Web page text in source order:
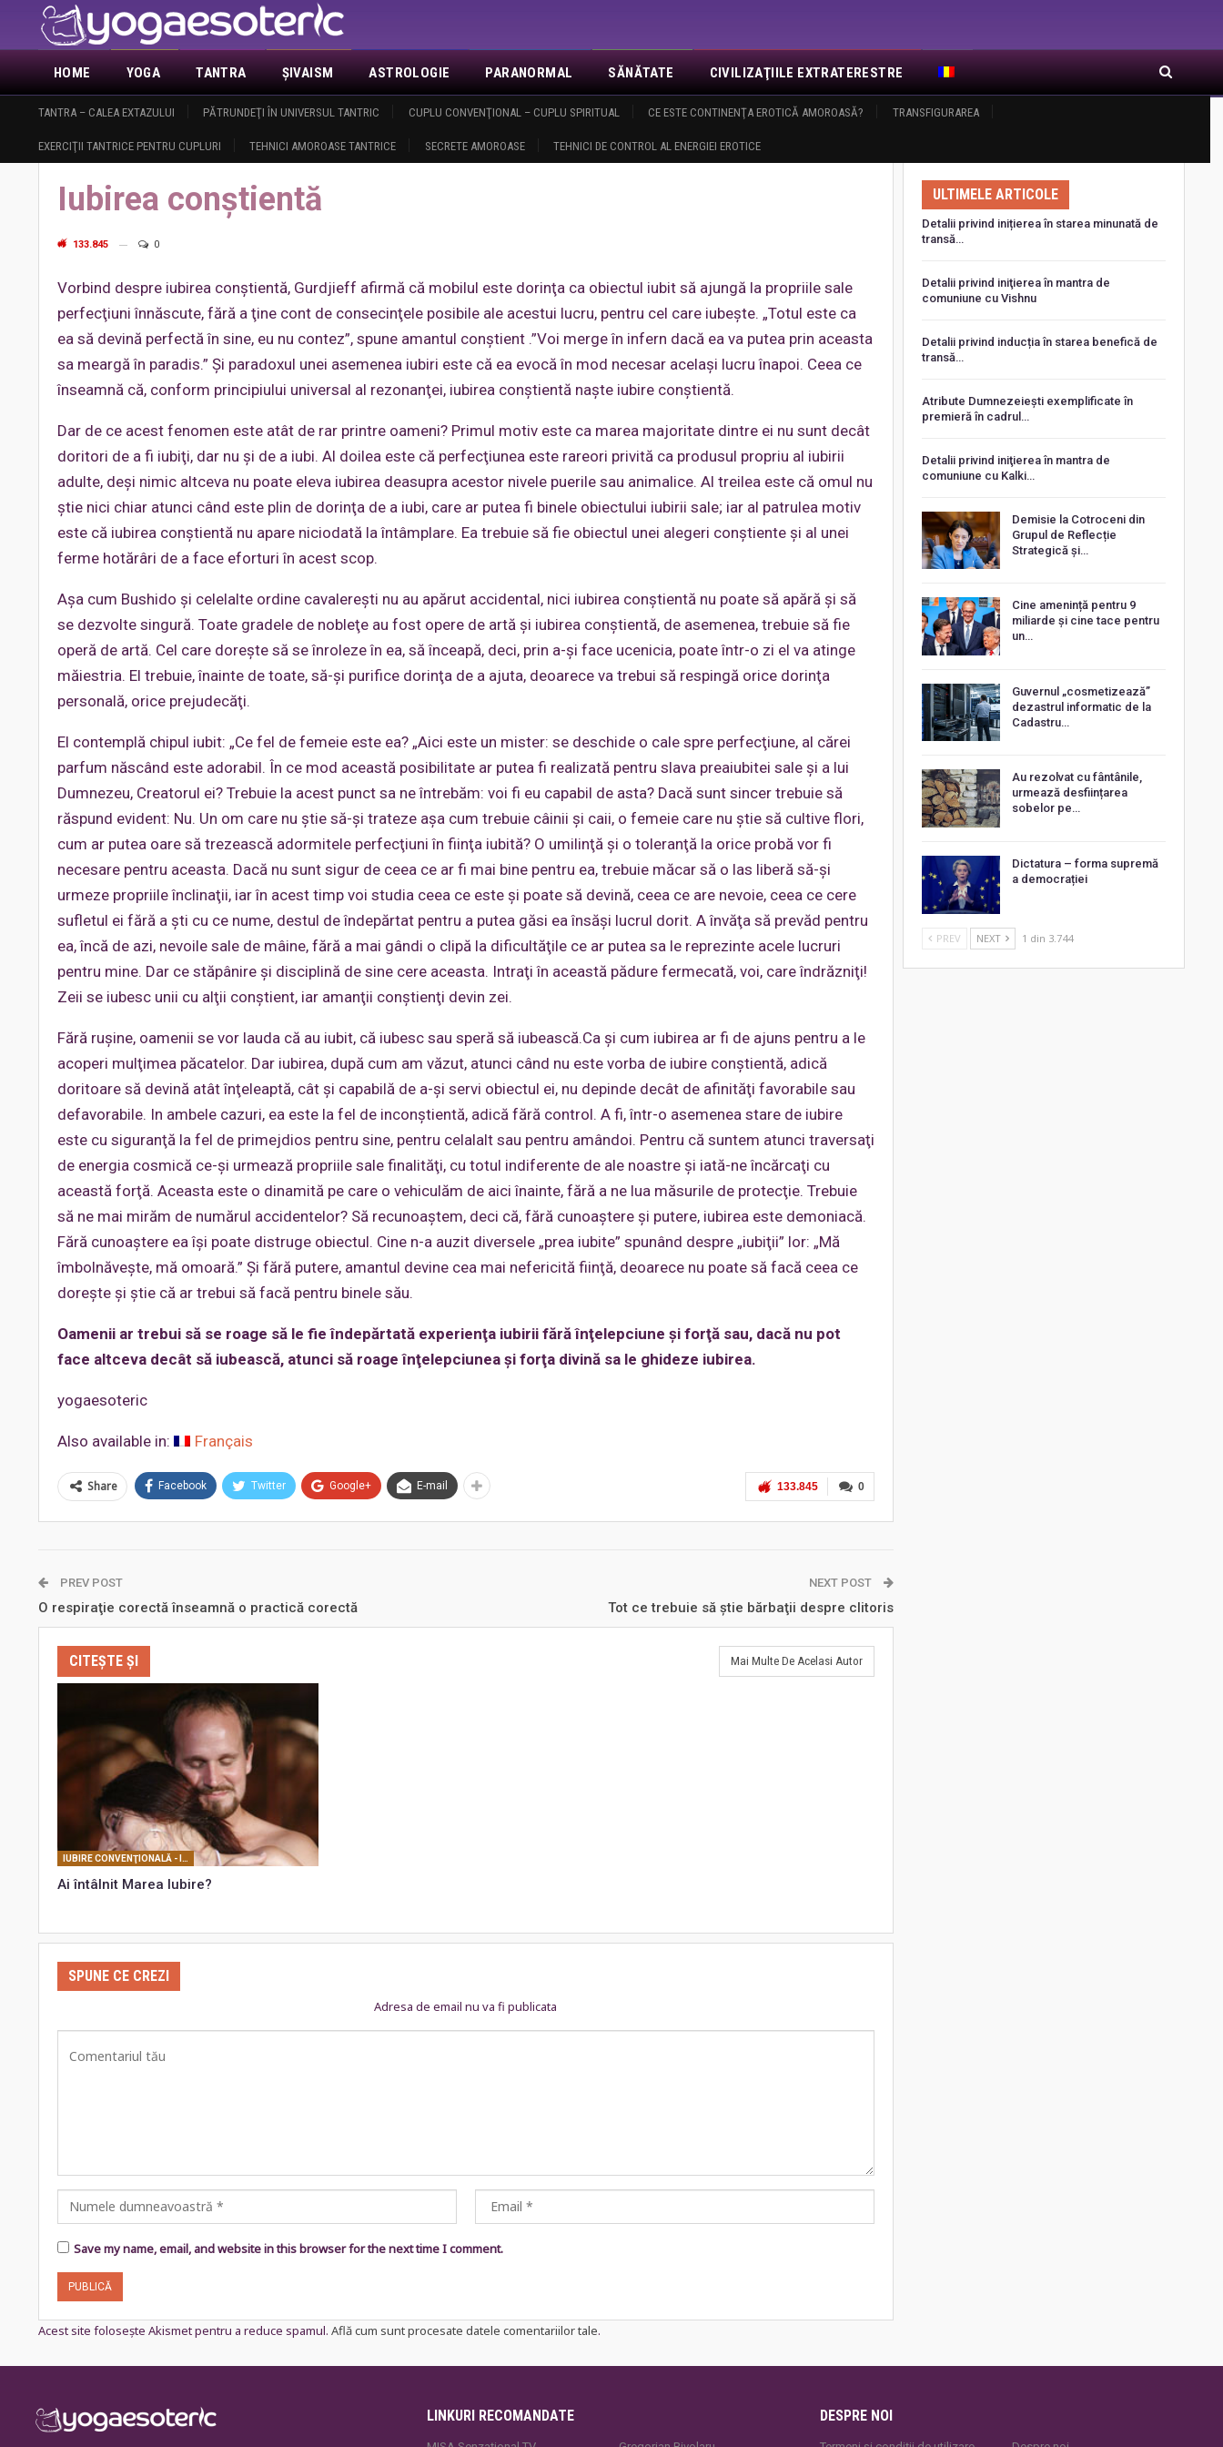
HOME
ACTUALITATE DEMASCAREA MASONERIEI ANUNŢURI DESPRE NOI EVENIMENTE REVELAŢII MISA CONTACT LOGIN ORA DE RĂSĂRIT ARTICOLE RECENTE
YOGA TANTRA
TANTRA – CALEA EXTAZULUI PĂTRUNDEŢI ÎN UNIVERSUL TANTRIC CUPLU CONVENŢIONAL – CUPLU SPIRITUAL CE ESTE CONTINENŢA EROTICĂ AMOROASĂ? TRANSFIGURAREA
EXERCIŢII TANTRICE PENTRU CUPLURI TEHNICI AMOROASE TANTRICE SECRETE AMOROASE TEHNICI DE CONTROL AL ENERGIEI EROTICE
ŞIVAISM ASTROLOGIE PARANORMAL SĂNĂTATE CIVILIZAŢIILE EXTRATERESTRE
Home Tantra Cuplu convenţional - Cuplu spiritual Iubire convenţională - iubire neconvenţională Iubirea conştientă
Iubirea conştientă
133.845 0
Vorbind despre iubirea conştientă, Gurdjieff afirmă că mobilul este dorinţa ca obiectul iubit să ajungă la propriile sale
perfecţiuni înnăscute, fără a ţine cont de consecinţele posibile ale acestui lucru, pentru cel care iubeşte. „Totul este ca
ea să devină perfectă în sine, eu nu contez”, spune amantul conştient .”Voi merge în infern dacă ea va putea prin aceasta
sa meargă în paradis.” Şi paradoxul unei asemenea iubiri este că ea evocă în mod necesar acelaşi lucru înapoi. Ceea ce
înseamnă că, conform principiului universal al rezonanţei, iubirea conştientă naşte iubire conştientă.
Dar de ce acest fenomen este atât de rar printre oameni? Primul motiv este ca marea majoritate dintre ei nu sunt decât
doritori de a fi iubiţi, dar nu şi de a iubi. Al doilea este că perfecţiunea este rareori privită ca produsul propriu al iubirii
adulte, deşi nimic altceva nu poate eleva iubirea deasupra acestor nivele puerile sau animalice. Al treilea este că omul nu
ştie nici chiar atunci când este plin de dorinţa de a iubi, care ar putea fi binele obiectului iubirii sale; iar al patrulea motiv
este că iubirea conştientă nu apare niciodată la întâmplare. Ea trebuie să fie obiectul unei alegeri conştiente şi al unei
ferme hotărâri de a face eforturi în acest scop.
Aşa cum Bushido şi celelalte ordine cavalereşti nu au apărut accidental, nici iubirea conştientă nu poate să apără şi să
se dezvolte singură. Toate gradele de nobleţe au fost opere de artă şi iubirea conştientă, de asemenea, trebuie să fie
operă de artă. Cel care doreşte să se înroleze în ea, să înceapă, deci, prin a-şi face ucenicia, poate într-o zi el va atinge
măiestria. El trebuie, înainte de toate, să-şi purifice dorinţa de a ajuta, deoarece va trebui să respingă orice dorinţa
personală, orice prejudecăţi.
El contemplă chipul iubit: „Ce fel de femeie este ea? „Aici este un mister: se deschide o cale spre perfecţiune, al cărei
parfum născând este adorabil. În ce mod această posibilitate ar putea fi realizată pentru slava preaiubitei sale şi a lui
Dumnezeu, Creatorul ei? Trebuie la acest punct sa ne întrebăm: voi fi eu capabil de asta? Dacă sunt sincer trebuie să
răspund evident: Nu. Un om care nu ştie să-şi trateze aşa cum trebuie câinii şi caii, o femeie care nu ştie să cultive flori,
cum ar putea oare să trezească adormitele perfecţiuni în fiinţa iubită? O umilinţă şi o toleranţă la orice probă vor fi
necesare pentru aceasta. Dacă nu sunt sigur de ceea ce ar fi mai bine pentru ea, trebuie măcar să o las liberă să-şi
urmeze propriile înclinaţii, iar în acest timp voi studia ceea ce este şi poate să devină, ceea ce are nevoie, ceea ce cere
sufletul ei fără a şti cu ce nume, destul de îndepărtat pentru a putea găsi ea însăşi lucrul dorit. A învăţa să prevăd pentru
ea, încă de azi, nevoile sale de mâine, fără a mai gândi o clipă la dificultăţile ce ar putea sa le reprezinte acele lucruri
pentru mine. Dar ce stăpânire şi disciplină de sine cere aceasta. Intraţi în această pădure fermecată, voi, care îndrăzniţi!
Zeii se iubesc unii cu alţii conştient, iar amanţii conştienţi devin zei.
Fără ruşine, oamenii se vor lauda că au iubit, că iubesc sau speră să iubească.Ca şi cum iubirea ar fi de ajuns pentru a le
acoperi mulţimea păcatelor. Dar iubirea, după cum am văzut, atunci când nu este vorba de iubire conştientă, adică
doritoare să devină atât înţeleaptă, cât şi capabilă de a-şi servi obiectul ei, nu depinde decât de afinităţi favorabile sau
defavorabile. In ambele cazuri, ea este la fel de inconştientă, adică fără control. A fi, într-o asemenea stare de iubire
este cu siguranţă la fel de primejdios pentru sine, pentru celalalt sau pentru amândoi. Pentru că suntem atunci traversaţi
de energia cosmică ce-şi urmează propriile sale finalităţi, cu totul indiferente de ale noastre şi iată-ne încărcaţi cu
această forţă. Aceasta este o dinamită pe care o vehiculăm de aici înainte, fără a ne lua măsurile de protecţie. Trebuie
să ne mai mirăm de numărul accidentelor? Să recunoaştem, deci că, fără cunoaştere şi putere, iubirea este demoniacă.
Fără cunoaştere ea îşi poate distruge obiectul. Cine n-a auzit diversele „prea iubite” spunând despre „iubiţii” lor: „Mă
îmbolnăveşte, mă omoară.” Şi fără putere, amantul devine cea mai nefericită fiinţă, deoarece nu poate să facă ceea ce
doreşte şi ştie că ar trebui să facă pentru binele său.
Oamenii ar trebui să se roage să le fie îndepărtată experienţa iubirii fără înţelepciune şi forţă sau, dacă nu pot
face altceva decât să iubească, atunci să roage înţelepciunea şi forţa divină sa le ghideze iubirea.
yogaesoteric
Also available in: Français
0
133.845
Share Facebook Twitter Google+ E-mail
PREV POST
O respiraţie corectă înseamnă o practică corectă
NEXT POST
Tot ce trebuie să ştie bărbaţii despre clitoris
CITEȘTE ȘI Mai Multe De Acelasi Autor
IUBIRE CONVENŢIONALĂ - IUBIRE NECONVENŢIONALĂ
Ai întâlnit Marea Iubire?
SPUNE CE CREZI
Adresa de email nu va fi publicata
Save my name, email, and website in this browser for the next time I comment.
Acest site folosește Akismet pentru a reduce spamul. Află cum sunt procesate datele comentariilor tale.
ULTIMELE ARTICOLE
Detalii privind inițierea în starea minunată de
transă…
Detalii privind iniţierea în mantra de
comuniune cu Vishnu
Detalii privind inducția în starea benefică de
transă…
Atribute Dumnezeiești exemplificate în
premieră în cadrul…
Detalii privind iniţierea în mantra de
comuniune cu Kalki…
Demisie la Cotroceni din
Grupul de Reflecție
Strategică și…
Cine amenință pentru 9
miliarde și cine tace pentru
un…
Guvernul „cosmetizează”
dezastrul informatic de la
Cadastru…
Au rezolvat cu fântânile,
urmează desființarea
sobelor pe…
Dictatura – forma supremă
a democrației
PREV NEXT 1 din 3.744
LINKURI RECOMANDATE DESPRE NOI